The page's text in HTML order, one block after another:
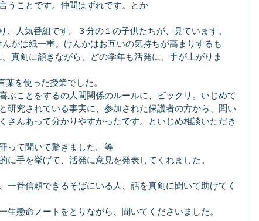
うことです。仲間はずれです。とか
、人気番組です。３分の１の子供たちが、見ています。
んかは紙一重。けんかはお互いの気持ちが高まりするも
。真剣に頷きながら、どの学年も活発に、手が上がりま
葉を使った授業でした。
ぶことをするの人間関係のルールに、ビックリ。いじめて
研究されている事実に、参加された保護者の方から、聞い
さんあって分かりやすかったです。といじめ相談いただき
って聞いて驚きました。等
に手を挙げて、活発に意見を発表してくれました。
一番信頼できるそばにいる人、話を真剣に聞いて助けてく
生懸命ノートをとりながら、聞いてくださいました。